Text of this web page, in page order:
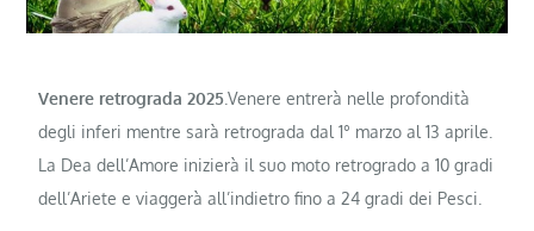
Venere retrograda 2025.Venere entrerà nelle profondità
degli inferi mentre sarà retrograda dal 1° marzo al 13 aprile.
La Dea dell’Amore inizierà il suo moto retrogrado a 10 gradi
dell’Ariete e viaggerà all’indietro fino a 24 gradi dei Pesci.